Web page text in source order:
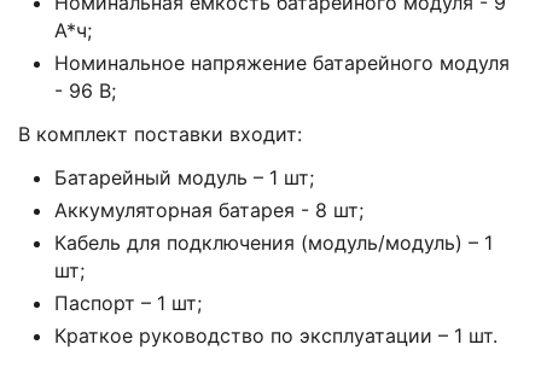
А*ч;
Номинальное напряжение батарейного модуля
- 96 В;
В комплект поставки входит:
Батарейный модуль – 1 шт;
Аккумуляторная батарея - 8 шт;
Кабель для подключения (модуль/модуль) – 1
шт;
Паспорт – 1 шт;
Краткое руководство по эксплуатации – 1 шт.